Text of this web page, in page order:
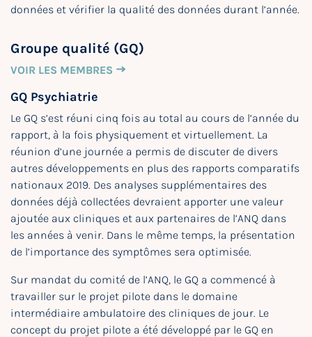
données et vérifier la qualité des données durant l’année.
Groupe qualité (GQ)
VOIR LES MEMBRES
GQ Psychiatrie
Le GQ s’est réuni cinq fois au total au cours de l’année du
rapport, à la fois physiquement et virtuellement. La
réunion d’une journée a permis de discuter de divers
autres développements en plus des rapports comparatifs
nationaux 2019. Des analyses supplémentaires des
données déjà collectées devraient apporter une valeur
ajoutée aux cliniques et aux partenaires de l’ANQ dans
les années à venir. Dans le même temps, la présentation
de l’importance des symptômes sera optimisée.
Sur mandat du comité de l’ANQ, le GQ a commencé à
travailler sur le projet pilote dans le domaine
intermédiaire ambulatoire des cliniques de jour. Le
concept du projet pilote a été développé par le GQ en